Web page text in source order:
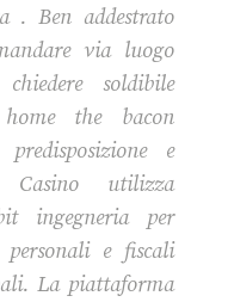
. Ben addestrato
via luogo
soldibile
the bacon
e
Casino utilizza
ingegneria per
e fiscali
La piattaforma